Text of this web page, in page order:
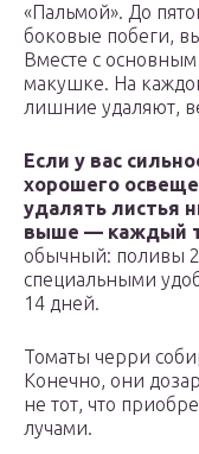
«Пальмой». До
боковые побеги,
Вместе с основным
макушке. На
лишние удаляют,
Если у вас
хорошего
удалять листья
выше — каждый
обычный: поливы
специальными
14 дней.
Томаты черри
Конечно, они
не тот, что
лучами.